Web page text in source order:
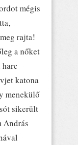
mégis
rajta!
a nőket
katona
menekülő
sikerült
András